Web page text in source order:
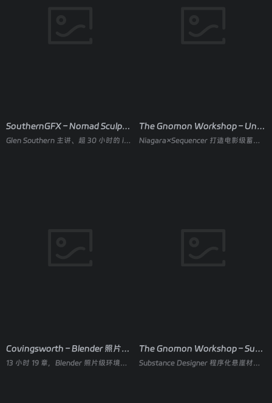
SouthernGFX – Nomad Sculpt iPad 雕刻终极课程
Glen Southern 主讲、超 30 小时的 iPad 数字雕刻全流程课程，从零掌握 Nomad Sculpt 角色、生物与环境建模。
The Gnomon Workshop – Unreal Engine 蓄能能量光束制作
Niagara×Sequencer 打造电影级蓄能能量光束特效
Covingsworth – Blender 照片级真实环境全流程课程 The Gnomon Workshop – Substance Designer 写实悬崖材质全流程教程